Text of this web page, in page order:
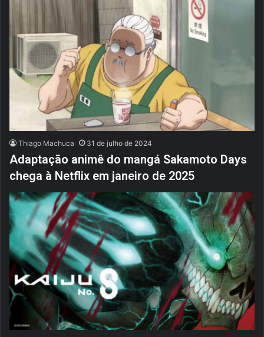
Thiago Machuca 31 de julho de 2024
Adaptação animê do mangá Sakamoto Days
chega à Netflix em janeiro de 2025